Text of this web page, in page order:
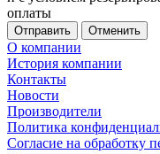
оплаты
Отменить
О компании
История компании
Контакты
Новости
Производители
Политика
Согласие на обработку